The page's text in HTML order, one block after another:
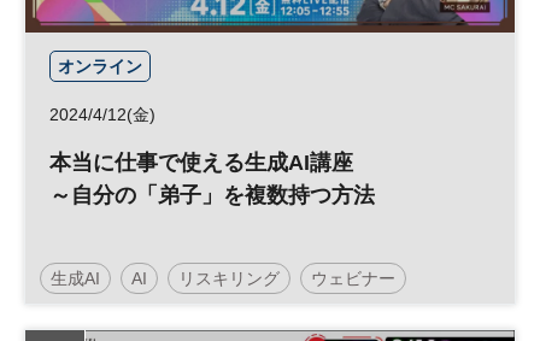
オンライン
2024/4/12(金)
本当に仕事で使える生成AI講座
～自分の「弟子」を複数持つ方法
生成AI AI リスキリング ウェビナー
人工知能 スキルアップ キャリア DX